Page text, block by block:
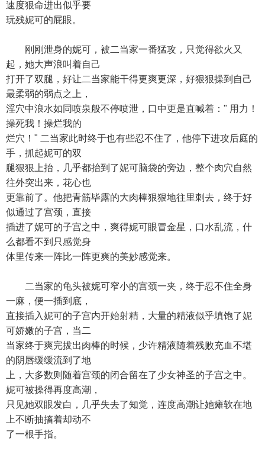
速度狠命进出似乎要
玩残妮可的屁眼。
刚刚泄身的妮可，被二当家一番猛攻，只觉得欲火又
起，她大声浪叫着自己
打开了双腿，好让二当家能干得更爽更深，好狠狠操到自己
最柔弱的弱点之上，
淫穴中浪水如同喷泉般不停喷泄，口中更是直喊着：" 用力！
操死我！操烂我的
烂穴！" 二当家此时终于也有些忍不住了，他停下进攻后庭的
手，抓起妮可的双
腿狠狠上抬，几乎都抬到了妮可脑袋的旁边，整个肉穴自然
往外突出来，花心也
更靠前了。他把青筋毕露的大肉棒狠狠地往里刺去，终于好
似通过了宫颈，直接
插进了妮可的子宫之中，爽得妮可眼冒金星，口水乱流，什
么都看不到只感觉身
体里传来一阵比一阵更爽的美妙感觉来。
二当家的龟头被妮可窄小的宫颈一夹，终于忍不住全身
一麻，便一插到底，
直接插入妮可的子宫内开始射精，大量的精液似乎填饱了妮
可娇嫩的子宫，当二
当家终于爽完拔出肉棒的时候，少许精液随着残败充血不堪
的阴唇缓缓流到了地
上，大多数则随着宫颈的闭合留在了少女神圣的子宫之中。
妮可被操得再度高潮，
只见她双眼发白，几乎失去了知觉，连度高潮让她瘫软在地
上不断抽搐着却动不
了一根手指。